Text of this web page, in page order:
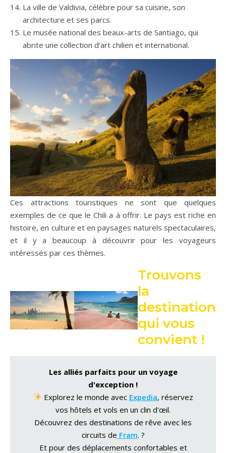
La ville de Valdivia, célèbre pour sa cuisine, son
architecture et ses parcs.
Le musée national des beaux-arts de Santiago, qui
abrite une collection d’art chilien et international.
Ces attractions touristiques ne sont que quelques
exemples de ce que le Chili a à offrir. Le pays est riche en
histoire, en culture et en paysages naturels spectaculaires,
et il y a beaucoup à découvrir pour les voyageurs
intéressés par ces thèmes.
Trouvons
la
destination
qui vous
convient !
Les alliés parfaits pour un voyage
d'exception !
Explorez le monde avec Expedia, réservez
vos hôtels et vols en un clin d'œil.
Découvrez des destinations de rêve avec les
circuits de Fram. ?
Et pour des déplacements confortables et